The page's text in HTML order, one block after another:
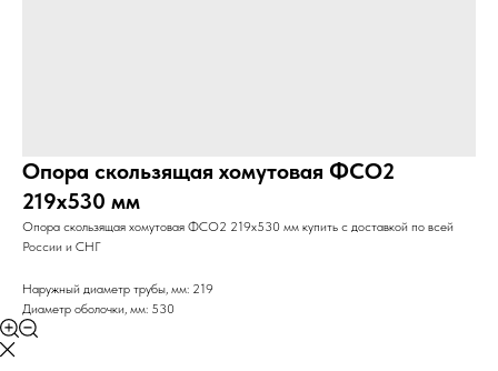
Опора скользящая хомутовая ФСО2
219х530 мм
Опора скользящая хомутовая ФСО2 219х530 мм купить с доставкой по всей
России и СНГ
Наружный диаметр трубы, мм: 219
Диаметр оболочки, мм: 530